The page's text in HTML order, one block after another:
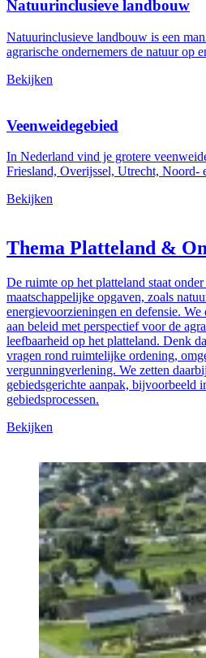
Natuurinclusieve landbouw
Natuurinclusieve landbouw is een
agrarische ondernemers de natuur op
Bekijken
Veenweidegebied
In Nederland vind je grotere
Friesland, Overijssel, Utrecht, Noord-
Bekijken
Thema Platteland &
De ruimte op het platteland staat
maatschappelijke opgaven, zoals
energievoorzieningen en defensie.
aan beleid met perspectief voor de
leefbaarheid op het platteland. Denk
vragen rond ruimtelijke ordening,
vergunningverlening. We zetten
gebiedsgerichte aanpak, bijvoorbeeld
gebiedsprocessen.
Bekijken